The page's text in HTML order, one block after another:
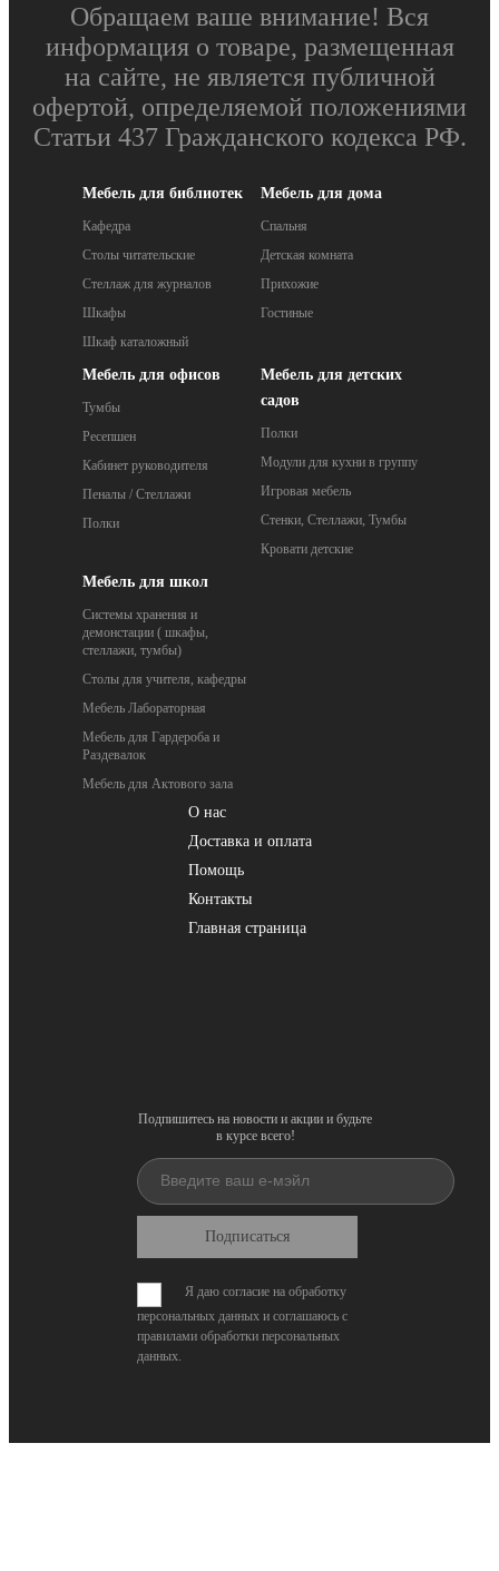
Обращаем ваше внимание! Вся
информация о товаре, размещенная
на сайте, не является публичной
офертой, определяемой положениями
Статьи 437 Гражданского кодекса РФ.
Мебель для библиотек
Кафедра
Столы читательские
Стеллаж для журналов
Шкафы
Шкаф каталожный
Мебель для дома
Спальня
Детская комната
Прихожие
Гостиные
Мебель для офисов
Тумбы
Ресепшен
Кабинет руководителя
Пеналы / Стеллажи
Полки
Мебель для детских
садов
Полки
Модули для кухни в группу
Игровая мебель
Стенки, Стеллажи, Тумбы
Кровати детские
Мебель для школ
Системы хранения и
демонстации ( шкафы,
стеллажи, тумбы)
Столы для учителя, кафедры
Мебель Лабораторная
Мебель для Гардероба и
Раздевалок
Мебель для Актового зала
О нас
Доставка и оплата
Помощь
Контакты
Главная страница
Подпишитесь на новости и акции и будьте
в курсе всего!
Подписаться
Я даю согласие на обработку
персональных данных и соглашаюсь с
правилами обработки персональных
данных.